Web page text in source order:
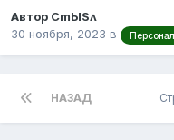
Автор CmЫSʌ
30 ноября, 2023 в
НАЗАД